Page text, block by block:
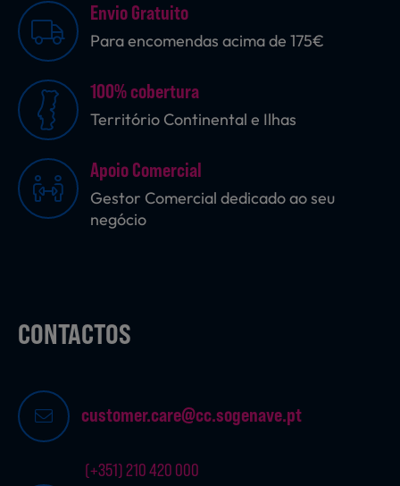
Envio Gratuito
Para encomendas acima de 175€
100% cobertura
Território Continental e Ilhas
Apoio Comercial
Gestor Comercial dedicado ao seu
negócio
CONTACTOS
customer.care@cc.sogenave.pt
(+351) 210 420 000